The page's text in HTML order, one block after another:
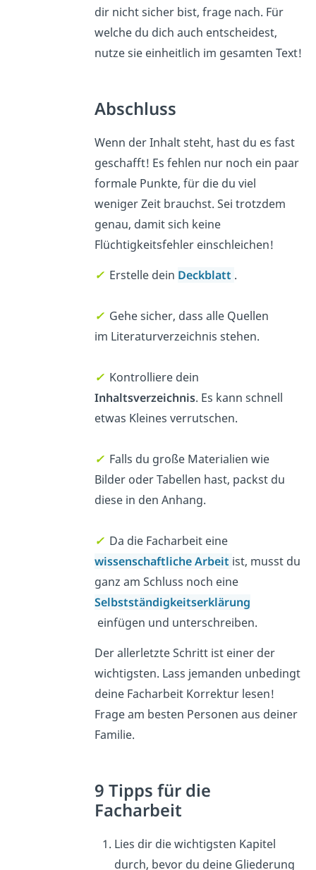
dir nicht sicher bist, frage nach. Für
welche du dich auch entscheidest,
nutze sie einheitlich im gesamten Text!
Abschluss
Wenn der Inhalt steht, hast du es fast
geschafft! Es fehlen nur noch ein paar
formale Punkte, für die du viel
weniger Zeit brauchst. Sei trotzdem
genau, damit sich keine
Flüchtigkeitsfehler einschleichen!
✓ Erstelle dein Deckblatt .
✓ Gehe sicher, dass alle Quellen
im Literaturverzeichnis stehen.
✓ Kontrolliere dein
Inhaltsverzeichnis. Es kann schnell
etwas Kleines verrutschen.
✓ Falls du große Materialien wie
Bilder oder Tabellen hast, packst du
diese in den Anhang.
✓ Da die Facharbeit eine
wissenschaftliche Arbeit ist, musst du
ganz am Schluss noch eine
Selbstständigkeitserklärung
einfügen und unterschreiben.
Der allerletzte Schritt ist einer der
wichtigsten. Lass jemanden unbedingt
deine Facharbeit Korrektur lesen!
Frage am besten Personen aus deiner
Familie.
9 Tipps für die
Facharbeit
Lies dir die wichtigsten Kapitel
durch, bevor du deine Gliederung